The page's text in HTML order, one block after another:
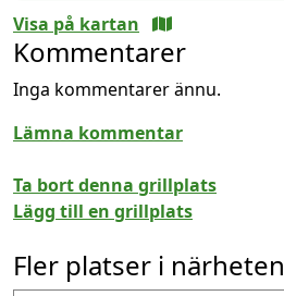
Visa på kartan
Kommentarer
Inga kommentarer ännu.
Lämna kommentar
Ta bort denna grillplats
Lägg till en grillplats
Fler platser i närheten